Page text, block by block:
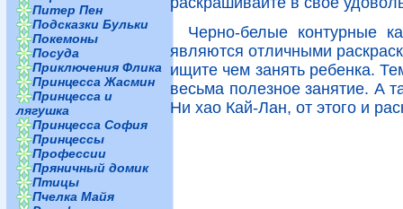
Питер Пен
Подсказки Бульки
Покемоны
Посуда
Приключения Флика
Принцесса Жасмин
Принцесса и
лягушка
Принцесса София
Принцессы
Профессии
Пряничный домик
Птицы
Пчелка Майя
Черно-белые контурные
являются отличными
ищите чем занять ребенка.
весьма полезное занятие. А
Ни хао Кай-Лан, от этого и